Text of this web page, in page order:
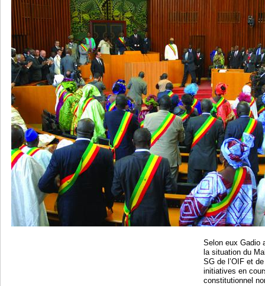
Selon eux Gadio
la situation du
SG de l’OIF et
initiatives en
constitutionnel